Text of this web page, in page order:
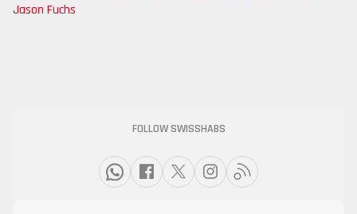
Jason Fuchs
FOLLOW SWISSHABS